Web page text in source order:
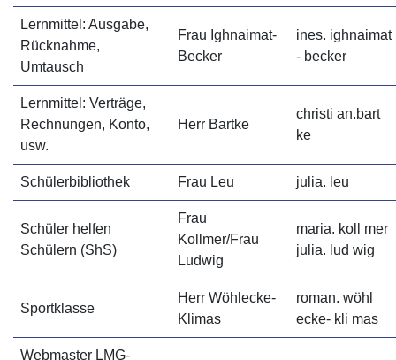
Lernmittel: Ausgabe,
Rücknahme,
Umtausch
Frau Ighnaimat-
Becker
ines. ighnaimat
- becker
Lernmittel: Verträge,
Rechnungen, Konto,
usw.
Herr Bartke
christi an.bart
ke
Schülerbibliothek Frau Leu julia. leu
Schüler helfen
Schülern (ShS)
Frau
Kollmer/Frau
Ludwig
maria. koll mer
julia. lud wig
Sportklasse
Herr Wöhlecke-
Klimas
roman. wöhl
ecke- kli mas
Webmaster LMG-